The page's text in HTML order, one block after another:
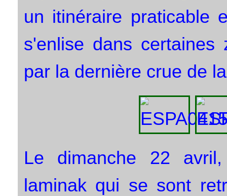
un itinéraire praticable
s'enlise dans certaines
par la dernière crue de
Le dimanche 22
laminak qui se sont